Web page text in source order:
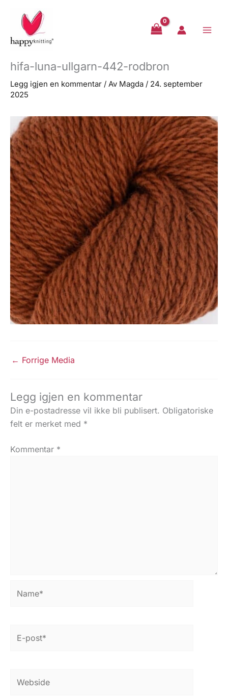
innholdet
hifa-luna-ullgarn-442-rodbron
Legg igjen en kommentar / Av Magda / 24. september
2025
← Forrige Media
Legg igjen en kommentar
Din e-postadresse vil ikke bli publisert. Obligatoriske
felt er merket med *
Kommentar *
post*